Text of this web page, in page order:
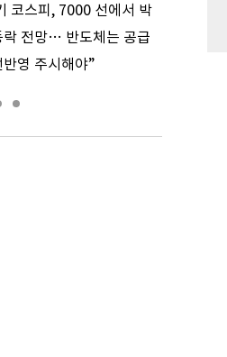
코스피, 7000 선에서 박
락 전망… 반도체는 공급
반영 주시해야”